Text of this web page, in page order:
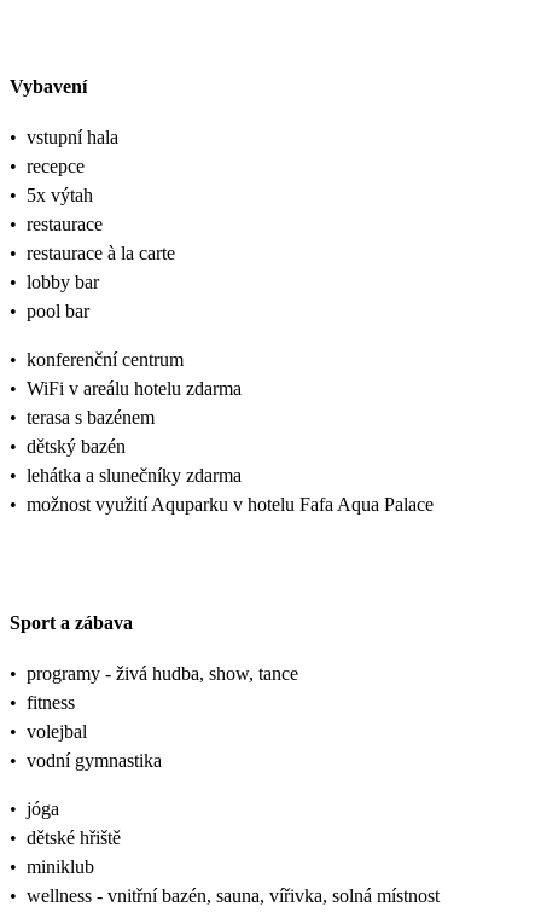
Vybavení
• vstupní hala
• recepce
• 5x výtah
• restaurace
• restaurace à la carte
• lobby bar
• pool bar
• konferenční centrum
• WiFi v areálu hotelu zdarma
• terasa s bazénem
• dětský bazén
• lehátka a slunečníky zdarma
• možnost využití Aquparku v hotelu Fafa Aqua Palace
Sport a zábava
• programy - živá hudba, show, tance
• fitness
• volejbal
• vodní gymnastika
• jóga
• dětské hřiště
• miniklub
• wellness - vnitřní bazén, sauna, vířivka, solná místnost